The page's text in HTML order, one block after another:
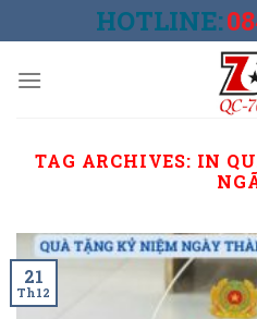
to
HOTLINE:
TAG ARCHIVES: IN
21
Th12